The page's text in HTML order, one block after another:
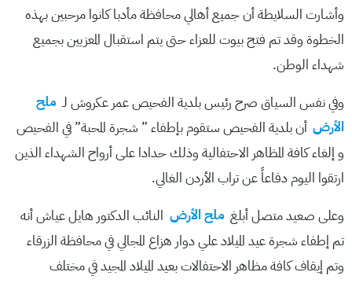
وأشارت السلايطة أن جميع أهالي محافظة مأدبا كانوا مرحبين بهذه
الخطوة وقد تم فتح بيوت للعزاء حتى يتم استقبال المعزيين بجميع
شهداء الوطن.
وفي نفس السياق صرح رئيس بلدية الفحيص عمر عكروش لـ ملح
الأرض أن بلدية الفحيص ستقوم بإطفاء ” شجرة المحبة” في الفحيص
و إلغاء كافة المظاهر الاحتفالية وذلك حدادا على أرواح الشهداء الذين
ارتقوا اليوم دفاعاً عن تراب الأردن الغالي.
وعلى صعيد متصل أبلغ ملح الأرض النائب الدكتور هايل عياش أنه
تم إطفاء شجرة عيد الميلاد علي دوار هزاع المجالي في محافظة الزرقاء
وتم إيقاف كافة مظاهر الاحتفالات بعيد الميلاد المجيد في مختلف